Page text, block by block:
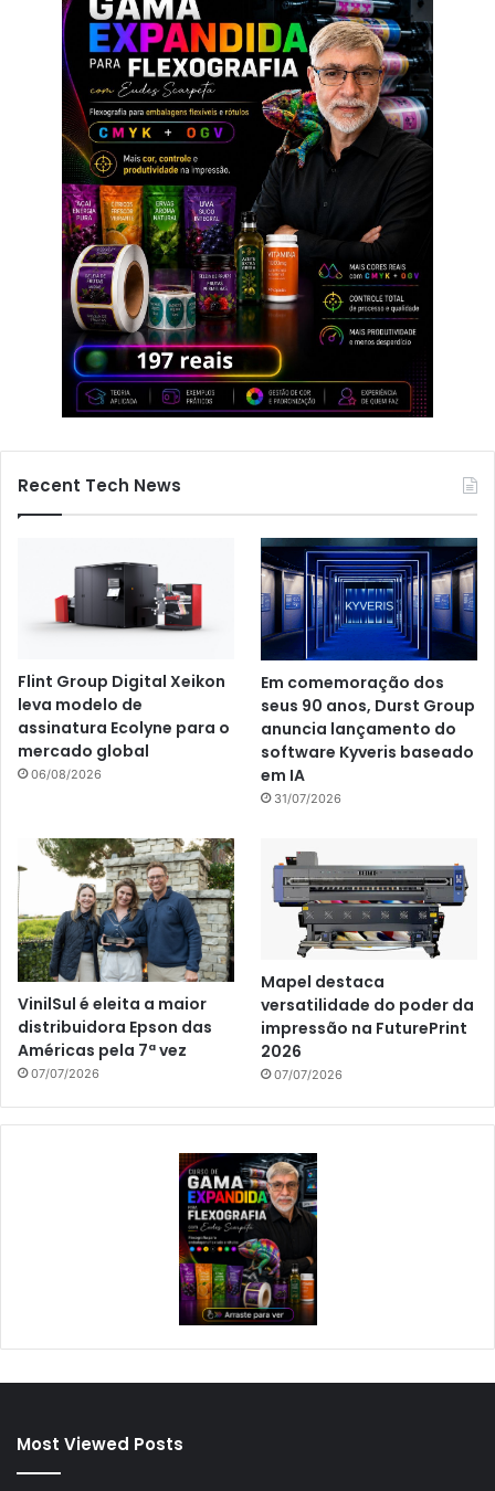
Recent Tech News
Flint Group Digital Xeikon
leva modelo de
assinatura Ecolyne para o
mercado global
06/08/2026
Em comemoração dos
seus 90 anos, Durst Group
anuncia lançamento do
software Kyveris baseado
em IA
31/07/2026
VinilSul é eleita a maior
distribuidora Epson das
Américas pela 7ª vez
07/07/2026
Mapel destaca
versatilidade do poder da
impressão na FuturePrint
2026
07/07/2026
Most Viewed Posts